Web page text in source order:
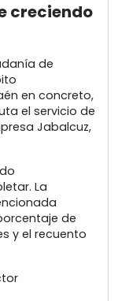
creciendo
de
en concreto,
el servicio de
Jabalcuz,
La
de
y el recuento